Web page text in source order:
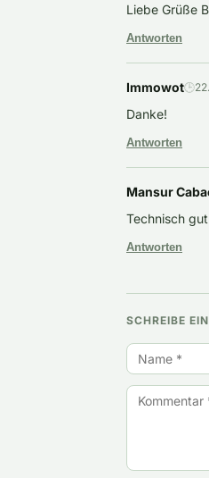
Liebe Grüße
Antworten
Immowot🕒
Danke!
Antworten
Mansur
Technisch
Antworten
SCHREIBE